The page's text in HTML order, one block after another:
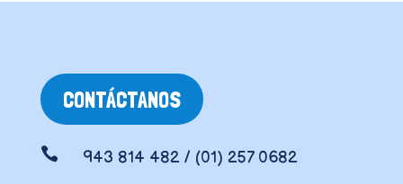
CONTÁCTANOS
 943 814 482 / (01) 257 0682